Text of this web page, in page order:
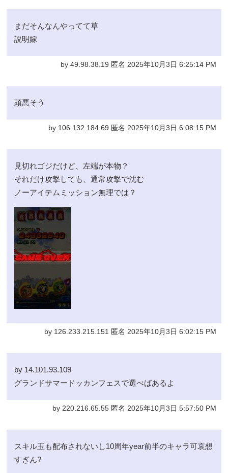
まだそんなんやってて草
説明嫁
by 49.98.38.19 匿名 2025年10月3日 6:25:14 PM
頭悪そう
by 106.132.184.69 匿名 2025年10月3日 6:08:15 PM
見切れゴジだけど、左端が本物？
それだけ攻撃しても、通常攻撃で沈む
ノーアイテムミッション無理では？
by 126.233.215.151 匿名 2025年10月3日 6:02:15 PM
by 14.101.93.109
グランドサマードッカンフェスで選べばあるよ
by 220.216.65.55 匿名 2025年10月3日 5:57:50 PM
スキル玉も配布されないし10周年year前半のキャラ可哀想
すぎん?